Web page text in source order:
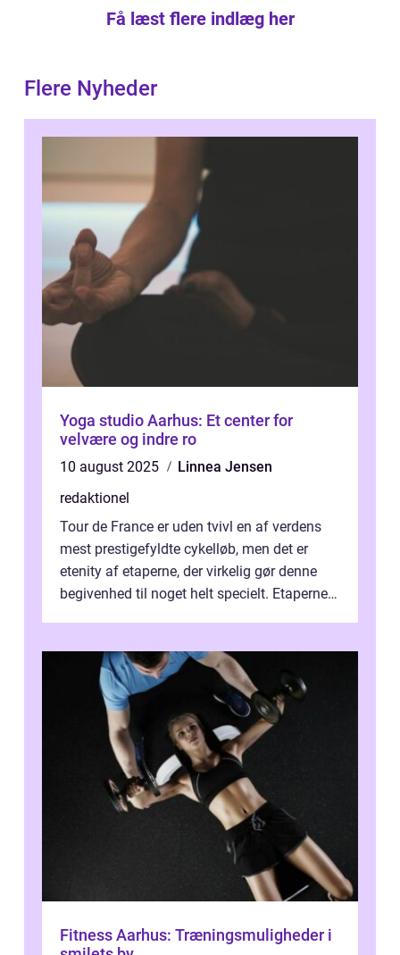
Få læst flere indlæg her
Flere Nyheder
Yoga studio Aarhus: Et center for
velvære og indre ro
10 august 2025
Linnea Jensen
redaktionel
Tour de France er uden tvivl en af verdens
mest prestigefyldte cykelløb, men det er
etenity af etaperne, der virkelig gør denne
begivenhed til noget helt specielt. Etaperne i
Fitness Aarhus: Træningsmuligheder i